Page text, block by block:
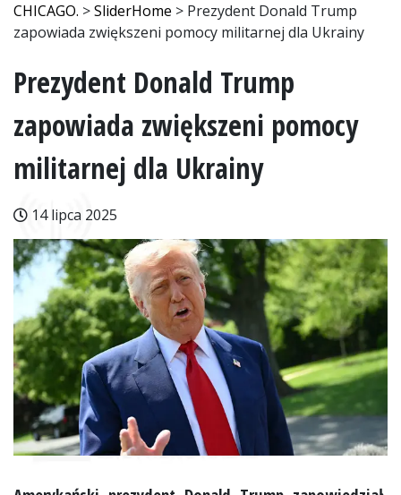
CHICAGO. >SliderHome > Prezydent Donald Trump
zapowiada zwiększeni pomocy militarnej dla Ukrainy
Prezydent Donald Trump
zapowiada zwiększeni pomocy
militarnej dla Ukrainy
14 lipca 2025